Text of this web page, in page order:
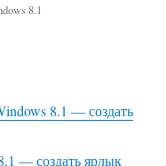
8.1
8.1 — создать
— создать ярлык